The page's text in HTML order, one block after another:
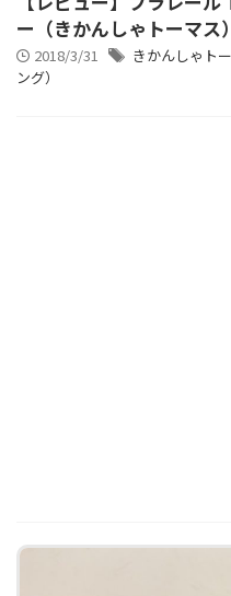
ー（きかんしゃトーマス）
2018/3/31 きかんしゃト
ング）